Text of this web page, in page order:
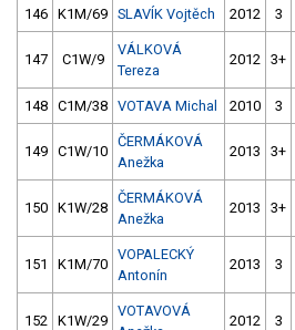
146 K1M/69 SLAVÍK Vojtěch 2012 3
147 C1W/9
VÁLKOVÁ
Tereza
2012 3+
148 C1M/38 VOTAVA Michal 2010 3
149 C1W/10
ČERMÁKOVÁ
Anežka
2013 3+
150 K1W/28
ČERMÁKOVÁ
Anežka
2013 3+
151 K1M/70
VOPALECKÝ
Antonín
2013 3
152 K1W/29
VOTAVOVÁ
2012 3